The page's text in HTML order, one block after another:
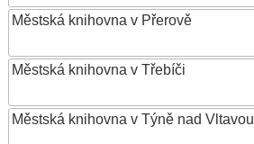
Městská knihovna v Přerově
Městská knihovna v Třebíči
Městská knihovna v Týně nad Vltavou